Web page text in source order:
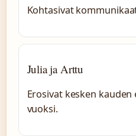
Kohtasivat
Julia ja Arttu
Erosivat kesken
vuoksi.